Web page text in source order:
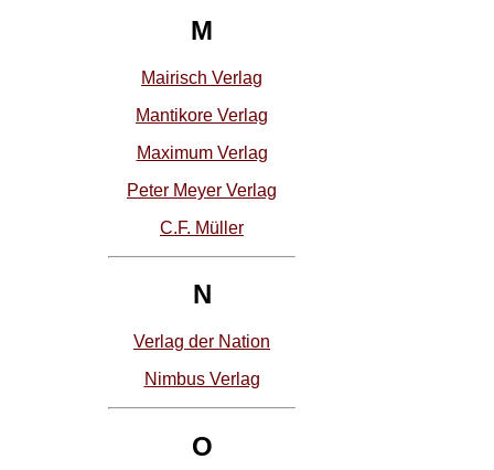
M
Mairisch Verlag
Mantikore Verlag
Maximum Verlag
Peter Meyer Verlag
C.F. Müller
N
Verlag der Nation
Nimbus Verlag
O